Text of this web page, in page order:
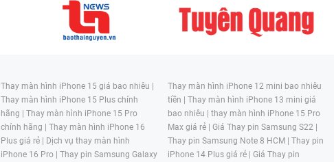
Thay màn hình iPhone 15 giá bao nhiêu |
Thay màn hình iPhone 15 Plus chính
hãng | Thay màn hình iPhone 15 Pro
chính hãng | Thay màn hình iPhone 16
Plus giá rẻ | Dịch vụ thay màn hình
iPhone 16 Pro | Thay pin Samsung Galaxy
Thay màn hình iPhone 12 mini bao nhiêu
tiền | Thay màn hình iPhone 13 mini giá
bao nhiêu | thay màn hình iPhone 15 Pro
Max giá rẻ | Giá Thay pin Samsung S22 |
Thay pin Samsung Note 8 HCM | Thay pin
iPhone 14 Plus giá rẻ | Giá Thay pin